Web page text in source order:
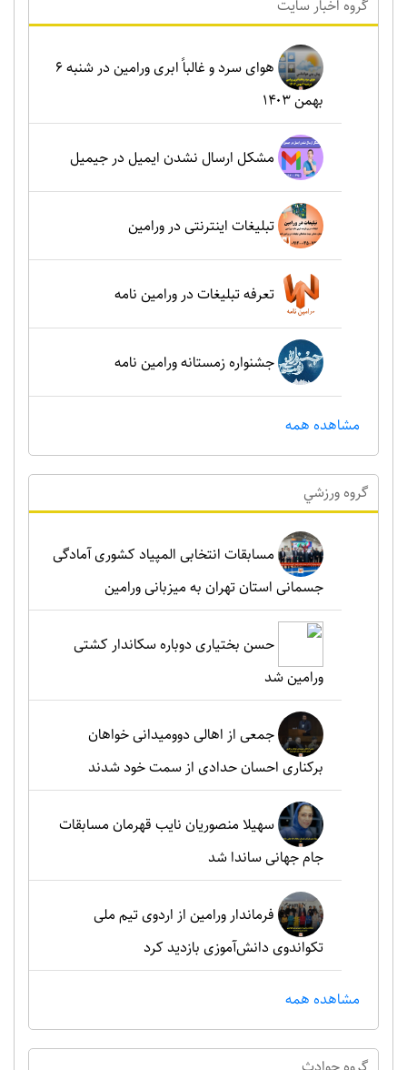
گروه اخبار سايت
هوای سرد و غالباً ابری ورامین در شنبه ۶
بهمن ۱۴۰۳
مشکل ارسال نشدن ایمیل در جیمیل
تبلیغات اینترنتی در ورامین
تعرفه تبلیغات در ورامین نامه
جشنواره زمستانه ورامین نامه
مشاهده همه
گروه ورزشي
مسابقات انتخابی المپیاد کشوری آمادگی
جسمانی استان تهران به میزبانی ورامین
حسن بختیاری دوباره سکاندار کشتی
ورامین شد
جمعی از اهالی دوومیدانی خواهان
برکناری احسان حدادی از سمت خود شدند
سهیلا منصوریان نایب قهرمان مسابقات
جام جهانی ساندا شد
فرماندار ورامین از اردوی تیم ملی
تکواندوی دانش‌آموزی بازدید کرد
مشاهده همه